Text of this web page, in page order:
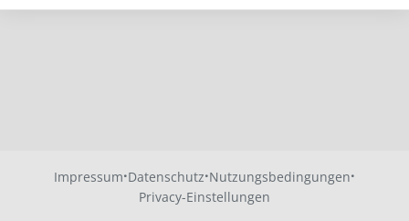
Impressum·Datenschutz·Nutzungsbedingungen·
Privacy-Einstellungen